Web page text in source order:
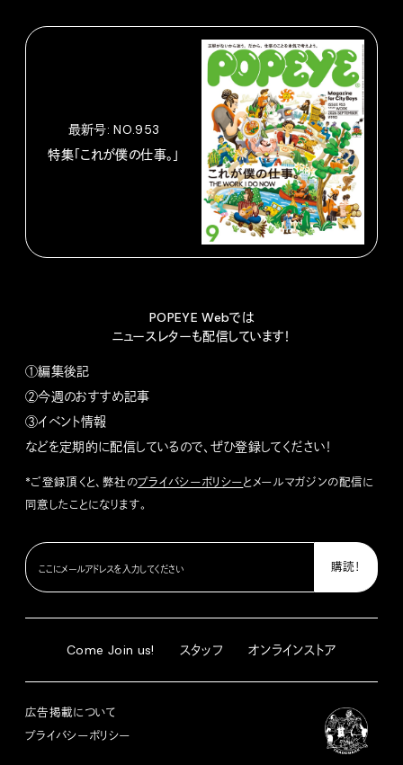
最新号: NO.953
特集「これが僕の仕事。」
POPEYE Webでは
ニュースレターも配信しています！
①編集後記
②今週のおすすめ記事
③イベント情報
などを定期的に配信しているので、ぜひ登録してください！
*ご登録頂くと、弊社のプライバシーポリシーとメールマガジンの配信に
同意したことになります。
Come Join us! スタッフ オンラインストア
広告掲載について
プライバシーポリシー